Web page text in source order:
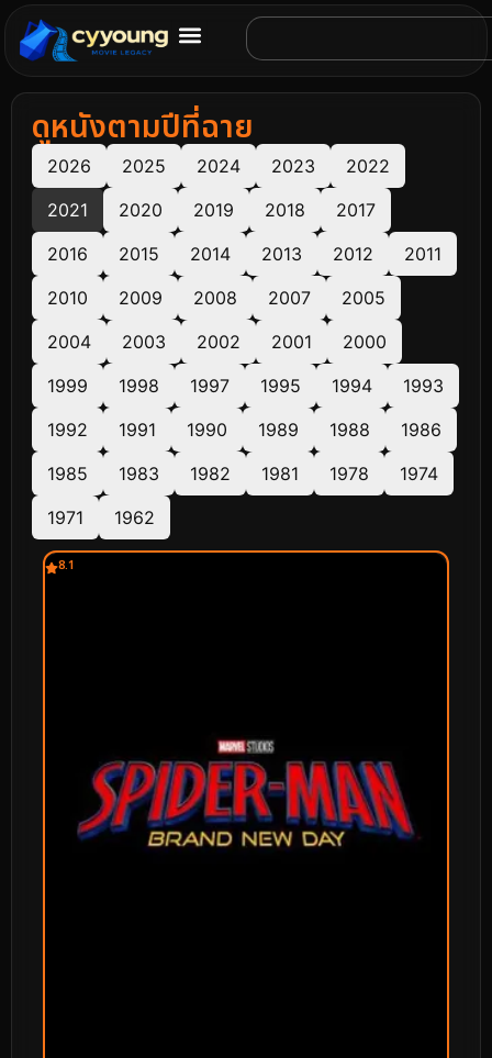
ดูหนังตามปีที่ฉาย
2026 2025 2024 2023
2022
2021
2020 2019 2018
2017
2016
2015 2014 2013 2012
2011
2010
2009 2008 2007
2005
2004
2003 2002 2001
2000
1999
1998 1997 1995 1994
1993
1992
1991 1990 1989 1988
1986
1985
1983 1982 1981 1978
1974
1971
1962
8.1